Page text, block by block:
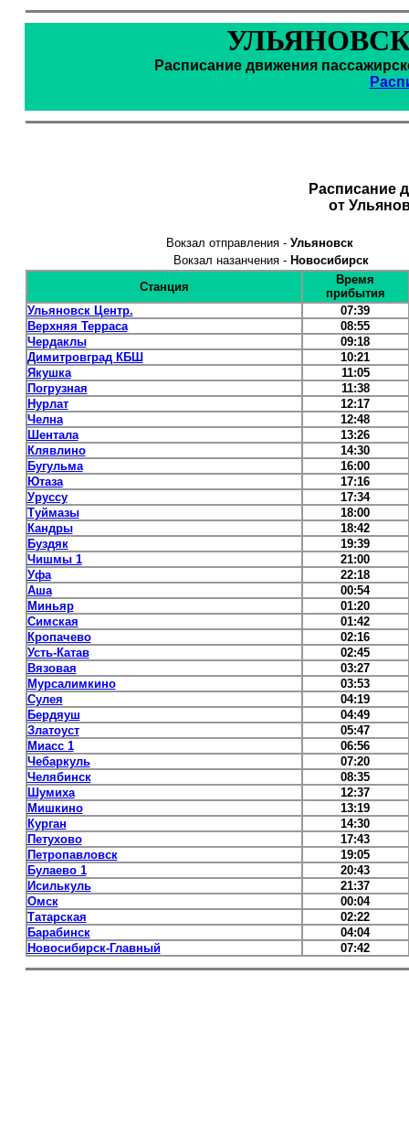
Расписание движения
Расписание
от
Вокзал отправления - Ульяновск
Вокзал назанчения - Новосибирск
Станция
Время
прибытия
Ульяновск Центр.
07:39
Верхняя Терраса
08:55
Чердаклы
09:18
Димитровград КБШ
10:21
Якушка
11:05
Погрузная
11:38
Нурлат
12:17
Челна
12:48
Шентала
13:26
Клявлино
14:30
Бугульма
16:00
Ютаза
17:16
Уруссу
17:34
Туймазы
18:00
Кандры
18:42
Буздяк
19:39
Чишмы 1
21:00
Уфа
22:18
Аша
00:54
Миньяр
01:20
Симская
01:42
Кропачево
02:16
Усть-Катав
02:45
Вязовая
03:27
Мурсалимкино
03:53
Сулея
04:19
Бердяуш
04:49
Златоуст
05:47
Миасс 1
06:56
Чебаркуль
07:20
Челябинск
08:35
Шумиха
12:37
Мишкино
13:19
Курган
14:30
Петухово
17:43
Петропавловск
19:05
Булаево 1
20:43
Исилькуль
21:37
Омск
00:04
Татарская
02:22
Барабинск
04:04
Новосибирск-Главный
07:42